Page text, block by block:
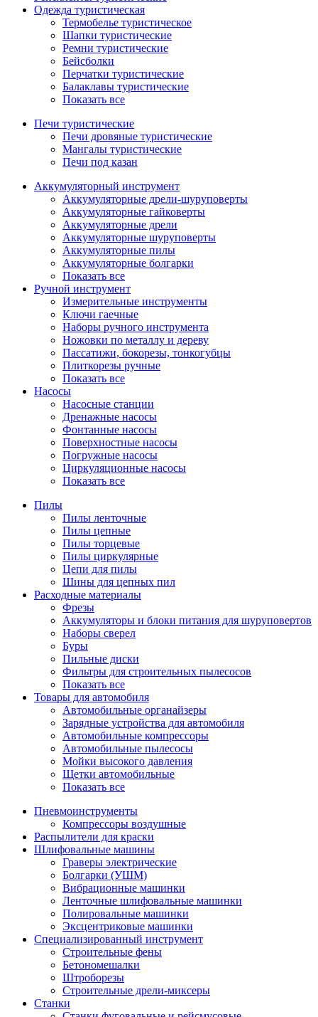
Одежда туристическая
Термобелье туристическое
Шапки туристические
Ремни туристические
Бейсболки
Перчатки туристические
Балаклавы туристические
Показать все
Печи туристические
Печи дровяные туристические
Мангалы туристические
Печи под казан
Аккумуляторный инструмент
Аккумуляторные дрели-шуруповерты
Аккумуляторные гайковерты
Аккумуляторные дрели
Аккумуляторные шуруповерты
Аккумуляторные пилы
Аккумуляторные болгарки
Показать все
Ручной инструмент
Измерительные инструменты
Ключи гаечные
Наборы ручного инструмента
Ножовки по металлу и дереву
Пассатижи, бокорезы, тонкогубцы
Плиткорезы ручные
Показать все
Насосы
Насосные станции
Дренажные насосы
Фонтанные насосы
Поверхностные насосы
Погружные насосы
Циркуляционные насосы
Показать все
Пилы
Пилы ленточные
Пилы цепные
Пилы торцевые
Пилы циркулярные
Цепи для пилы
Шины для цепных пил
Расходные материалы
Фрезы
Аккумуляторы и блоки питания для шуруповертов
Наборы сверел
Буры
Пильные диски
Фильтры для строительных пылесосов
Показать все
Товары для автомобиля
Автомобильные органайзеры
Зарядные устройства для автомобиля
Автомобильные компрессоры
Автомобильные пылесосы
Мойки высокого давления
Щетки автомобильные
Показать все
Пневмоинструменты
Компрессоры воздушные
Распылители для краски
Шлифовальные машины
Граверы электрические
Болгарки (УШМ)
Вибрационные машинки
Ленточные шлифовальные машинки
Полировальные машинки
Эксцентриковые машинки
Специализированный инструмент
Строительные фены
Бетономешалки
Штроборезы
Строительные дрели-миксеры
Станки